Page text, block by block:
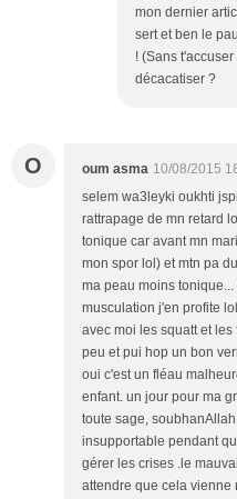
mon dernier
sert et ben le
! (Sans
décacatiser ?
O oum asma 10/08/2015
selem wa3leyki oukhti
rattrapage de mn retard
tonique car avant mn
mon spor lol) et mtn pa
ma peau moins
musculation j'en profite
avec moi les squatt et
peu et pui hop un bon
oui c'est un fléau
enfant. un jour pour ma
toute sage,
insupportable pendant
gérer les crises .le
attendre que cela vienne